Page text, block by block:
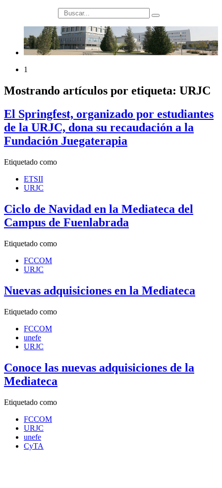
búsqueda
1
Mostrando artículos por etiqueta: URJC
El Springfest, organizado por estudiantes
de la URJC, dona su recaudación a la
Fundación Juegaterapia
Etiquetado como
ETSII
URJC
Ciclo de Navidad en la Mediateca del
Campus de Fuenlabrada
Etiquetado como
FCCOM
URJC
Nuevas adquisiciones en la Mediateca
Etiquetado como
FCCOM
unefe
URJC
Conoce las nuevas adquisiciones de la
Mediateca
Etiquetado como
FCCOM
URJC
unefe
CyTA